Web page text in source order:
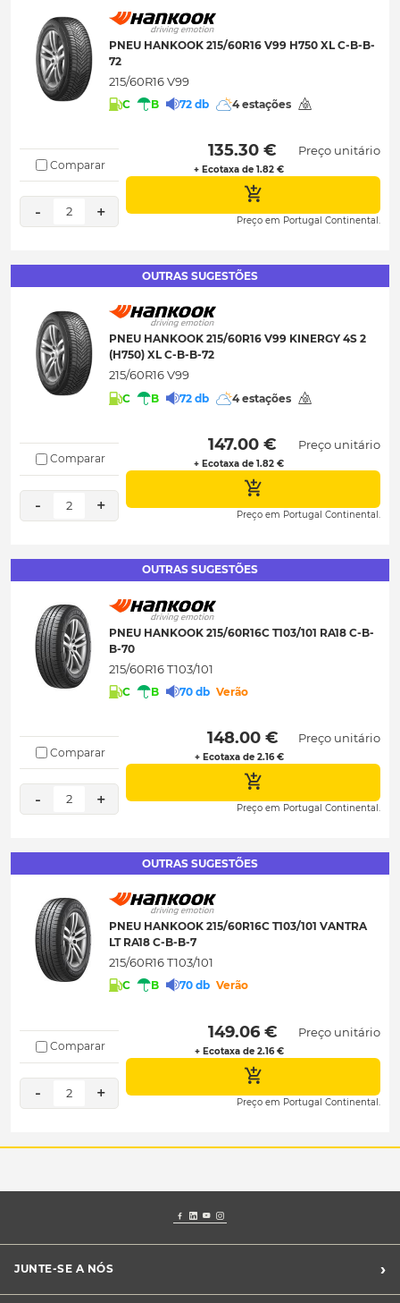
PNEU HANKOOK 215/60R16 V99 H750 XL C-B-B-
72
215/60R16 V99
C B 72 db 4 estações
Comparar
- 2 +
135.30 €
+ Ecotaxa de 1.82 €
Preço unitário
Preço em Portugal Continental.
OUTRAS SUGESTÕES
PNEU HANKOOK 215/60R16 V99 KINERGY 4S 2
(H750) XL C-B-B-72
215/60R16 V99
C B 72 db 4 estações
Comparar
- 2 +
147.00 €
+ Ecotaxa de 1.82 €
Preço unitário
Preço em Portugal Continental.
OUTRAS SUGESTÕES
PNEU HANKOOK 215/60R16C T103/101 RA18 C-B-
B-70
215/60R16 T103/101
C B 70 db Verão
Comparar
- 2 +
148.00 €
+ Ecotaxa de 2.16 €
Preço unitário
Preço em Portugal Continental.
OUTRAS SUGESTÕES
PNEU HANKOOK 215/60R16C T103/101 VANTRA
LT RA18 C-B-B-7
215/60R16 T103/101
C B 70 db Verão
Comparar
- 2 +
149.06 €
+ Ecotaxa de 2.16 €
Preço unitário
Preço em Portugal Continental.
JUNTE-SE A NÓS ›